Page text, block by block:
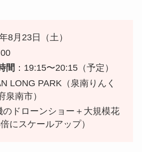
8月23日（土）
間 ：19:15〜20:15（予定）
LONG PARK（泉南りんく
泉南市）
のドローンショー＋大規模花
にスケールアップ）